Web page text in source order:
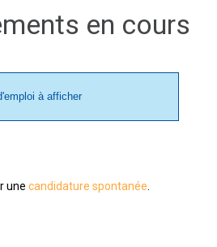
en cours
à afficher
une candidature spontanée